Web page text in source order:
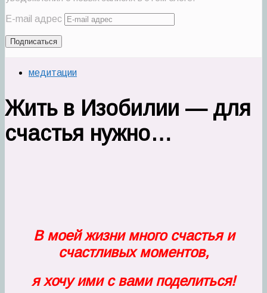
E-mail адрес
Подписаться
медитации
Жить в Изобилии — для
счастья нужно…
В моей жизни много счастья и
счастливых моментов,
я хочу ими с вами поделиться!